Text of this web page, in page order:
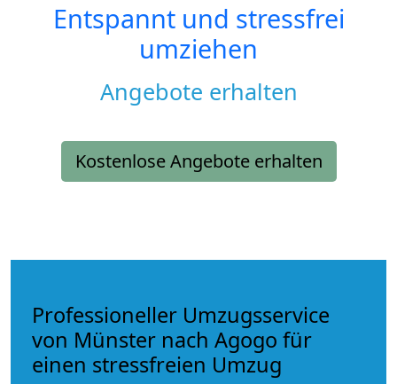
Entspannt und stressfrei
umziehen
Angebote erhalten
Kostenlose Angebote erhalten
Professioneller Umzugsservice
von Münster nach Agogo für
einen stressfreien Umzug